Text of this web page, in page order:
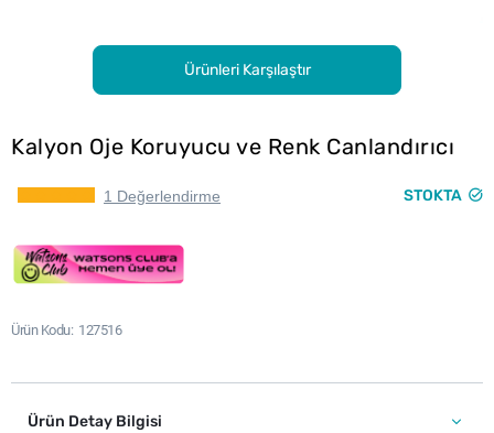
Ürünleri Karşılaştır
Kalyon Oje Koruyucu ve Renk Canlandırıcı
1 Değerlendirme STOKTA
Ürün Kodu 127516
Ürün Detay Bilgisi